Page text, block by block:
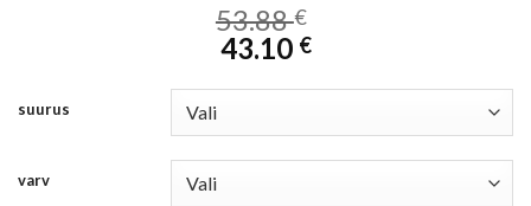
53.88€
43.10 €
suurus
varv